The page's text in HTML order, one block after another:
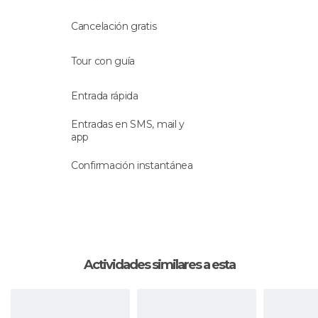
La actividad se hará con un
Cancelación gratis
Tour con guía
Entrada rápida
Entradas en SMS, mail y
app
Confirmación instantánea
Actividades similares a esta